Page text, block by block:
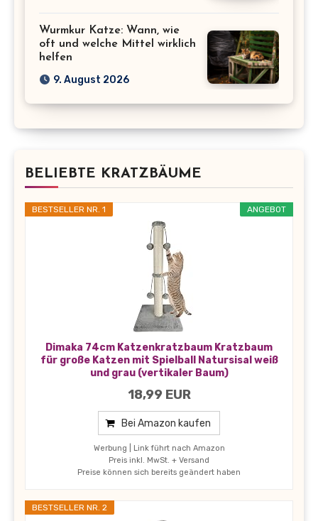
Wurmkur Katze: Wann, wie
oft und welche Mittel wirklich
helfen
9. August 2026
BELIEBTE KRATZBÄUME
ANGEBOT
BESTSELLER NR. 1
Dimaka 74cm Katzenkratzbaum Kratzbaum
für große Katzen mit Spielball Natursisal weiß
und grau (vertikaler Baum)
18,99 EUR
Bei Amazon kaufen
Werbung | Link führt nach Amazon
Preis inkl. MwSt. + Versand
Preise können sich bereits geändert haben
BESTSELLER NR. 2